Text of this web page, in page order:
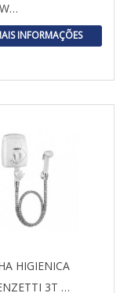
INFORMAÇÕES
HIGIENICA
3T …